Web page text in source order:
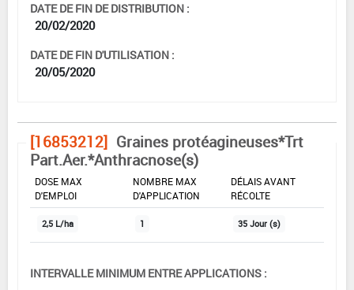
DATE DE FIN DE DISTRIBUTION :
20/02/2020
DATE DE FIN D'UTILISATION :
20/05/2020
[16853212] Graines protéagineuses*Trt
Part.Aer.*Anthracnose(s)
DOSE MAX
D'EMPLOI
NOMBRE MAX
D'APPLICATION
DÉLAIS AVANT
RÉCOLTE
2,5 L/ha 1 35 Jour (s)
INTERVALLE MINIMUM ENTRE APPLICATIONS :